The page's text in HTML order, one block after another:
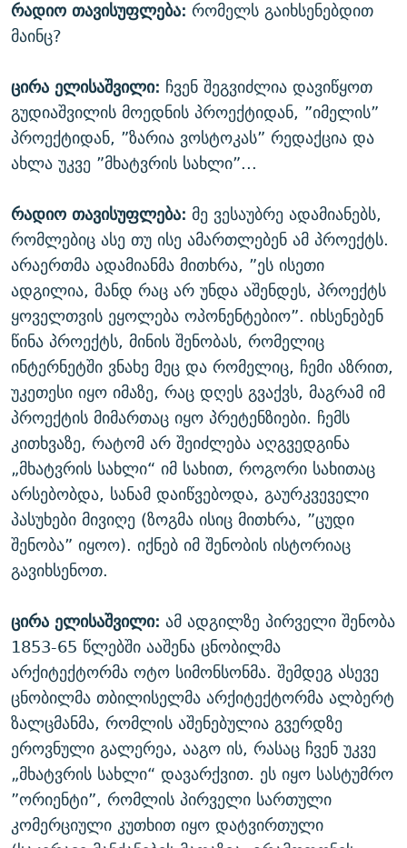
რადიო თავისუფლება: რომელს გაიხსენებდით
მაინც?
ცირა ელისაშვილი: ჩვენ შეგვიძლია დავიწყოთ
გუდიაშვილის მოედნის პროექტიდან, ”იმელის”
პროექტიდან, ”ზარია ვოსტოკას” რედაქცია და
ახლა უკვე ”მხატვრის სახლი”...
რადიო თავისუფლება: მე ვესაუბრე ადამიანებს,
რომლებიც ასე თუ ისე ამართლებენ ამ პროექტს.
არაერთმა ადამიანმა მითხრა, ”ეს ისეთი
ადგილია, მანდ რაც არ უნდა აშენდეს, პროექტს
ყოველთვის ეყოლება ოპონენტებიო”. იხსენებენ
წინა პროექტს, მინის შენობას, რომელიც
ინტერნეტში ვნახე მეც და რომელიც, ჩემი აზრით,
უკეთესი იყო იმაზე, რაც დღეს გვაქვს, მაგრამ იმ
პროექტის მიმართაც იყო პრეტენზიები. ჩემს
კითხვაზე, რატომ არ შეიძლება აღგვედგინა
„მხატვრის სახლი“ იმ სახით, როგორი სახითაც
არსებობდა, სანამ დაიწვებოდა, გაურკვეველი
პასუხები მივიღე (ზოგმა ისიც მითხრა, ”ცუდი
შენობა” იყოო). იქნებ იმ შენობის ისტორიაც
გავიხსენოთ.
ცირა ელისაშვილი: ამ ადგილზე პირველი შენობა
1853-65 წლებში ააშენა ცნობილმა
არქიტექტორმა ოტო სიმონსონმა. შემდეგ ასევე
ცნობილმა თბილისელმა არქიტექტორმა ალბერტ
ზალცმანმა, რომლის აშენებულია გვერდზე
ეროვნული გალერეა, ააგო ის, რასაც ჩვენ უკვე
„მხატვრის სახლი“ დავარქვით. ეს იყო სასტუმრო
”ორიენტი”, რომლის პირველი სართული
კომერციული კუთხით იყო დატვირთული